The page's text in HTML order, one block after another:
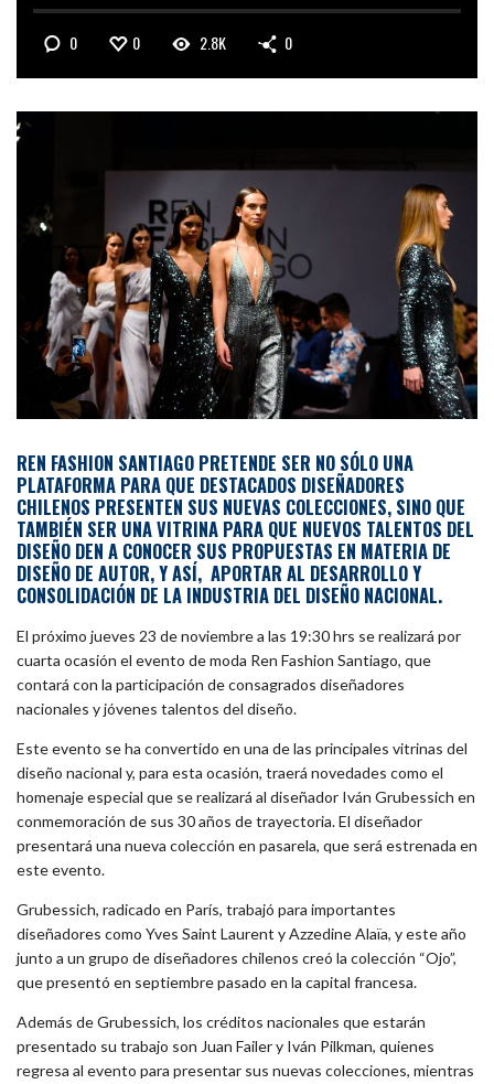
0 0 2.8K 0
REN FASHION SANTIAGO PRETENDE SER NO SÓLO UNA
PLATAFORMA PARA QUE DESTACADOS DISEÑADORES
CHILENOS PRESENTEN SUS NUEVAS COLECCIONES, SINO QUE
TAMBIÉN SER UNA VITRINA PARA QUE NUEVOS TALENTOS DEL
DISEÑO DEN A CONOCER SUS PROPUESTAS EN MATERIA DE
DISEÑO DE AUTOR, Y ASÍ, APORTAR AL DESARROLLO Y
CONSOLIDACIÓN DE LA INDUSTRIA DEL DISEÑO NACIONAL.
El próximo jueves 23 de noviembre a las 19:30 hrs se realizará por
cuarta ocasión el evento de moda Ren Fashion Santiago, que
contará con la participación de consagrados diseñadores
nacionales y jóvenes talentos del diseño.
Este evento se ha convertido en una de las principales vitrinas del
diseño nacional y, para esta ocasión, traerá novedades como el
homenaje especial que se realizará al diseñador Iván Grubessich en
conmemoración de sus 30 años de trayectoria. El diseñador
presentará una nueva colección en pasarela, que será estrenada en
este evento.
Grubessich, radicado en París, trabajó para importantes
diseñadores como Yves Saint Laurent y Azzedine Alaïa, y este año
junto a un grupo de diseñadores chilenos creó la colección “Ojo”,
que presentó en septiembre pasado en la capital francesa.
Además de Grubessich, los créditos nacionales que estarán
presentado su trabajo son Juan Failer y Iván Pilkman, quienes
regresa al evento para presentar sus nuevas colecciones, mientras